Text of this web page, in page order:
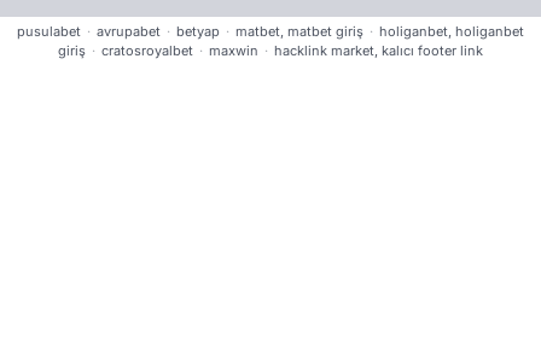
pusulabet · avrupabet · betyap · matbet, matbet giriş · holiganbet, holiganbet
giriş · cratosroyalbet · maxwin · hacklink market, kalıcı footer link